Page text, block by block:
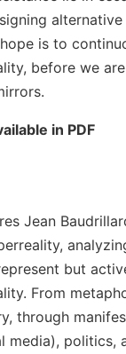
alternative
is to
before we
in PDF
Jean
but
From
through
media), politics,